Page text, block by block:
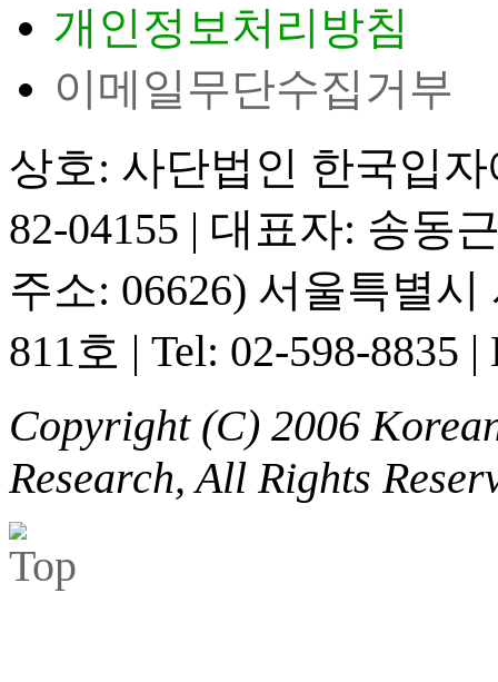
개인정보처리방침
이메일무단수집거부
상호: 사단법인 한국입
82-04155 | 대표자: 송동
주소: 06626) 서울특별
811호 | Tel: 02-598-8835 |
Copyright (C) 2006
Research, All Rights